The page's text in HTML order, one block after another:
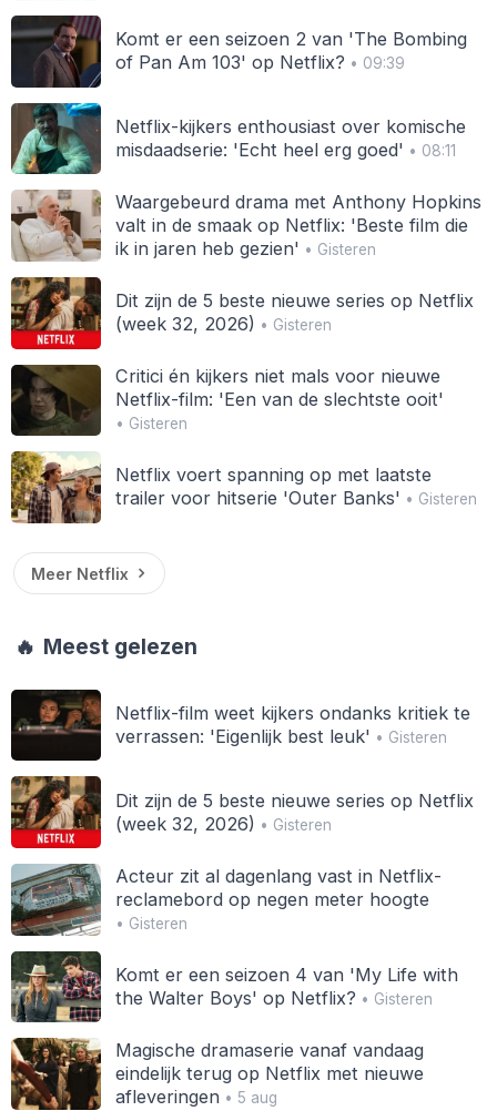
Komt er een seizoen 2 van 'The Bombing
of Pan Am 103' op Netflix? • 09:39
Netflix-kijkers enthousiast over komische
misdaadserie: 'Echt heel erg goed' • 08:11
Waargebeurd drama met Anthony Hopkins
valt in de smaak op Netflix: 'Beste film die
ik in jaren heb gezien' • Gisteren
Dit zijn de 5 beste nieuwe series op Netflix
(week 32, 2026) • Gisteren
Critici én kijkers niet mals voor nieuwe
Netflix-film: 'Een van de slechtste ooit'
• Gisteren
Netflix voert spanning op met laatste
trailer voor hitserie 'Outer Banks' • Gisteren
Meer Netflix
🔥 Meest gelezen
Netflix-film weet kijkers ondanks kritiek te
verrassen: 'Eigenlijk best leuk' • Gisteren
Dit zijn de 5 beste nieuwe series op Netflix
(week 32, 2026) • Gisteren
Acteur zit al dagenlang vast in Netflix-
reclamebord op negen meter hoogte
• Gisteren
Komt er een seizoen 4 van 'My Life with
the Walter Boys' op Netflix? • Gisteren
Magische dramaserie vanaf vandaag
eindelijk terug op Netflix met nieuwe
afleveringen• 5 aug